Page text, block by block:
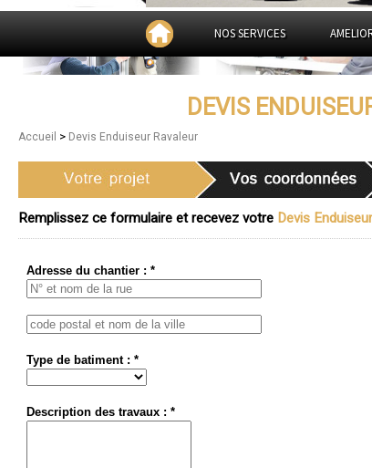
NOS SERVICES
DEVIS
Accueil > Devis Enduiseur Ravaleur
Remplissez ce formulaire et recevez votre Devis
Adresse du chantier : *
Type de batiment : *
Description des travaux : *